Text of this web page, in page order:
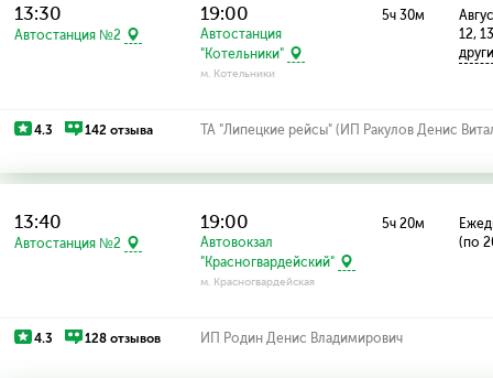
13:30
Автостанция №2
19:00
Автостанция
"Котельники"
м. Котельники
5ч 30м
12,
4.3 142 отзыва ТА "Липецкие рейсы" (ИП Ракулов Денис
13:40
Автостанция №2
19:00
Автовокзал
"Красногвардейский"
м. Красногвардейская
5ч 20м
(по
4.3 128 отзывов ИП Родин Денис Владимирович